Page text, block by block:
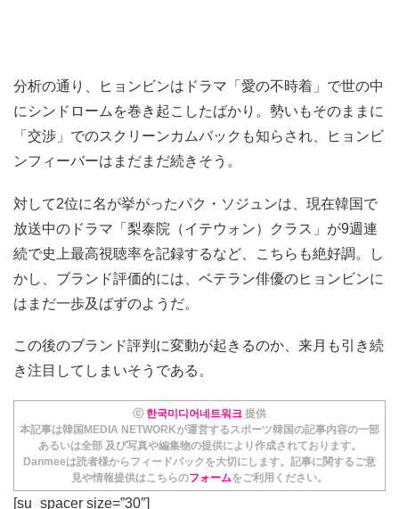
分析の通り、ヒョンビンはドラマ「愛の不時着」で世の中
にシンドロームを巻き起こしたばかり。勢いもそのままに
「交渉」でのスクリーンカムバックも知らされ、ヒョンビ
ンフィーバーはまだまだ続きそう。
対して2位に名が挙がったパク・ソジュンは、現在韓国で
放送中のドラマ「梨泰院（イテウォン）クラス」が9週連
続で史上最高視聴率を記録するなど、こちらも絶好調。し
かし、ブランド評価的には、ベテラン俳優のヒョンビンに
はまだ一歩及ばずのようだ。
この後のブランド評判に変動が起きるのか、来月も引き続
き注目してしまいそうである。
ⓒ 한국미디어네트워크 提供
本記事は韓国MEDIA NETWORKが運営するスポーツ韓国の記事内容の一部
あるいは全部 及び写真や編集物の提供により作成されております。
Danmeeは読者様からフィードバックを大切にします。記事に関するご意
見や情報提供はこちらのフォームをご利用ください。
[su_spacer size=”30″]